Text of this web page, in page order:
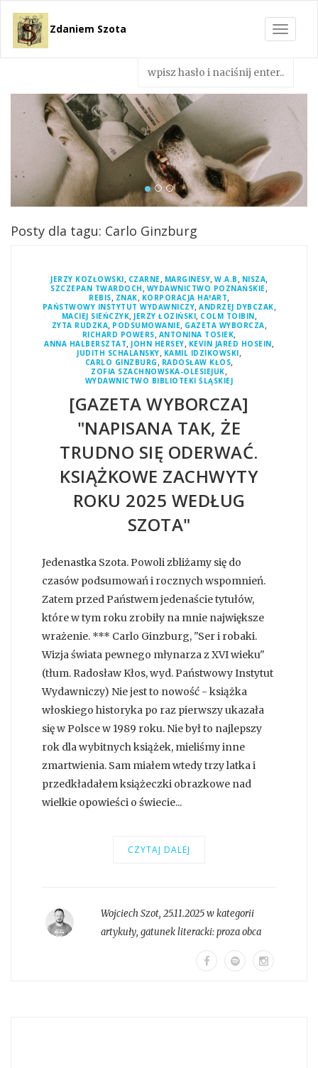
Toggle
Zdaniem Szota
Posty dla tagu: Carlo Ginzburg
JERZY KOZŁOWSKI, CZARNE, MARGINESY, W.A.B , NISZA,
SZCZEPAN TWARDOCH , WYDAWNICTWO POZNAŃSKIE,
REBIS, ZNAK, KORPORACJA HA!ART,
PAŃSTWOWY INSTYTUT WYDAWNICZY, ANDRZEJ DYBCZAK,
MACIEJ SIEŃCZYK, JERZY ŁOZIŃSKI, COLM TOIBIN,
ZYTA RUDZKA, PODSUMOWANIE, GAZETA WYBORCZA,
RICHARD POWERS, ANTONINA TOSIEK,
ANNA HALBERSZTAT, JOHN HERSEY, KEVIN JARED HOSEIN,
JUDITH SCHALANSKY, KAMIL IDZIKOWSKI,
CARLO GINZBURG , RADOSŁAW KŁOS,
ZOFIA SZACHNOWSKA-OLESIEJUK,
WYDAWNICTWO BIBLIOTEKI ŚLĄSKIEJ
[GAZETA WYBORCZA]
"NAPISANA TAK, ŻE
TRUDNO SIĘ ODERWAĆ.
KSIĄŻKOWE ZACHWYTY
ROKU 2025 WEDŁUG
SZOTA"
Jedenastka Szota. Powoli zbliżamy się do
czasów podsumowań i rocznych wspomnień.
Zatem przed Państwem jedenaście tytułów,
które w tym roku zrobiły na mnie największe
wrażenie. *** Carlo Ginzburg, "Ser i robaki.
Wizja świata pewnego młynarza z XVI wieku"
(tłum. Radosław Kłos, wyd. Państwowy Instytut
Wydawniczy) Nie jest to nowość - książka
włoskiego historyka po raz pierwszy ukazała
się w Polsce w 1989 roku. Nie był to najlepszy
rok dla wybitnych książek, mieliśmy inne
zmartwienia. Sam miałem wtedy trzy latka i
przedkładałem książeczki obrazkowe nad
wielkie opowieści o świecie...
CZYTAJ DALEJ
Wojciech Szot, 25.11.2025 w kategorii
artykuły, gatunek literacki:proza obca